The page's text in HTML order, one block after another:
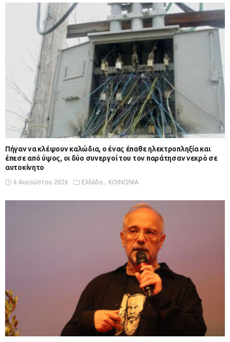
Πήγαν να κλέψουν καλώδια, ο ένας έπαθε ηλεκτροπληξία και
έπεσε από ύψος, οι δύο συνεργοί του τον παράτησαν νεκρό σε
αυτοκίνητο
6 Αυγούστου 2026 Ελλάδα ΚΟΙΝΩΝΙΑ